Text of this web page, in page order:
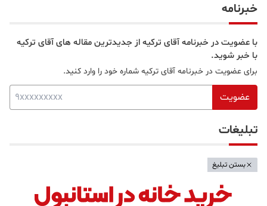
خبرنامه
با عضویت در خبرنامه آقای ترکیه از جدیدترین مقاله های آقای ترکیه
با خبر شوید.
برای عضویت در خبرنامه آقای ترکیه شماره خود را وارد کنید.
عضویت
تبلیغات
بستن تبلیغ